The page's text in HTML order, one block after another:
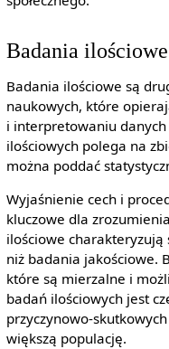
Badania ilościowe
Badania ilościowe są
naukowych, które
i interpretowaniu
ilościowych polega na
można poddać
Wyjaśnienie cech i
kluczowe dla
ilościowe
niż badania jakościowe.
które są mierzalne i
badań ilościowych jest
przyczynowo-
większą populację.